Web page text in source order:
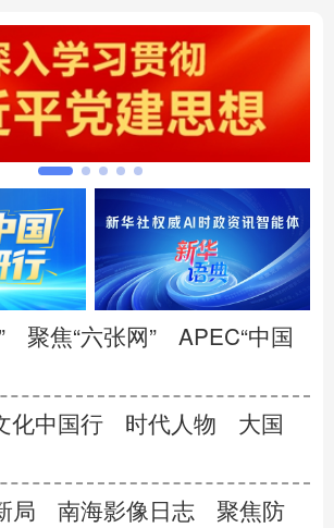
聚焦“六张网”
APEC“中国
化中国行 时代人物
大国
局 南海影像日志
聚焦防